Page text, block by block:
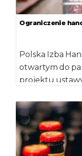
Ograniczenie
Polska Izba
otwartym do
projektu